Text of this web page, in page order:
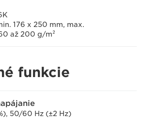
176 x 250 mm, max.
až 200 g/m²
funkcie
50/60 Hz (±2 Hz)